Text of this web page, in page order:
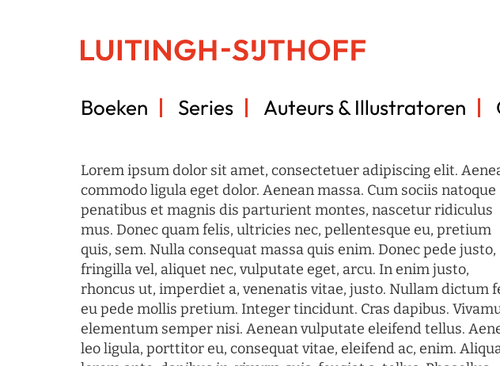
Boeken Series Auteurs & Illustratoren
Lorem ipsum dolor sit amet, consectetuer adipiscing elit.
commodo ligula eget dolor. Aenean massa. Cum sociis natoque
penatibus et magnis dis parturient montes, nascetur ridiculus
mus. Donec quam felis, ultricies nec, pellentesque eu, pretium
quis, sem. Nulla consequat massa quis enim. Donec pede justo,
fringilla vel, aliquet nec, vulputate eget, arcu. In enim justo,
rhoncus ut, imperdiet a, venenatis vitae, justo. Nullam dictum
eu pede mollis pretium. Integer tincidunt. Cras dapibus.
elementum semper nisi. Aenean vulputate eleifend tellus.
leo ligula, porttitor eu, consequat vitae, eleifend ac, enim.